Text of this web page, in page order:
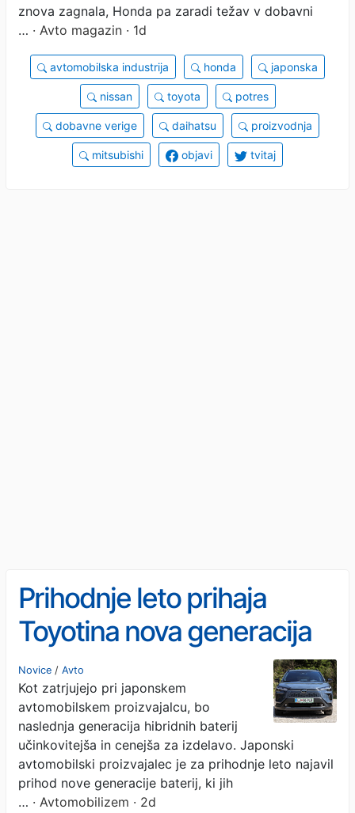
znova zagnala, Honda pa zaradi težav v dobavni
… · Avto magazin · 1d
avtomobilska industrija honda japonska
nissan toyota potres
dobavne verige daihatsu proizvodnja
mitsubishi objavi tvitaj
Prihodnje leto prihaja
Toyotina nova generacija
baterij za hibridne modele
Novice / Avto
Kot zatrjujejo pri japonskem
avtomobilskem proizvajalcu, bo
naslednja generacija hibridnih baterij
učinkovitejša in cenejša za izdelavo. Japonski
avtomobilski proizvajalec je za prihodnje leto najavil
prihod nove generacije baterij, ki jih
… · Avtomobilizem · 2d